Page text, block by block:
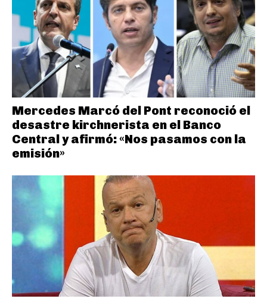
Mercedes Marcó del Pont reconoció el
desastre kirchnerista en el Banco
Central y afirmó: «Nos pasamos con la
emisión»